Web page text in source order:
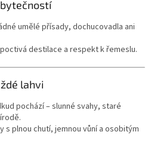
umělé přísady, dochucovadla ani
destilace a respekt k řemeslu.
lahvi
pochází – slunné svahy, staré
s plnou chutí, jemnou vůní a osobitým